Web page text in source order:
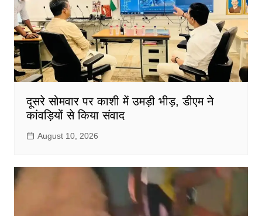
दूसरे सोमवार पर काशी में उमड़ी भीड़, डीएम ने
कांवड़ियों से किया संवाद
August 10, 2026